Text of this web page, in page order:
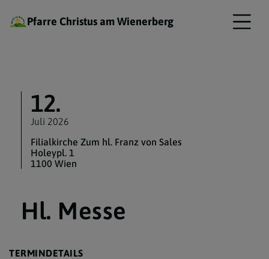
Pfarre Christus am Wienerberg
12.
Juli 2026
Filialkirche Zum hl. Franz von Sales
Holeypl. 1
1100 Wien
Hl. Messe
TERMINDETAILS